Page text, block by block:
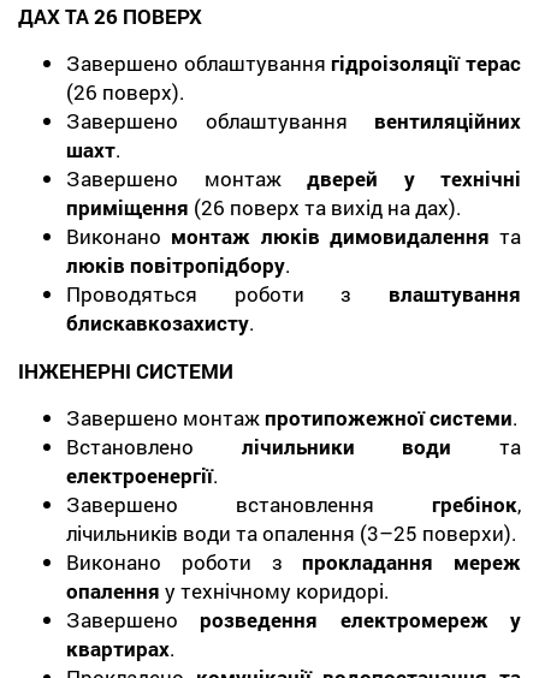
ДАХ ТА 26 ПОВЕРХ
Завершено облаштуваннягідроізоляції терас
(26 поверх).
Завершено облаштування вентиляційних
шахт.
Завершено монтаж дверей у технічні
приміщення (26 поверх та вихід на дах).
Виконано монтаж люків димовидалення та
люків повітропідбору.
Проводяться роботи з влаштування
блискавкозахисту.
ІНЖЕНЕРНІ СИСТЕМИ
Завершено монтажпротипожежної системи.
Встановлено лічильники води та
електроенергії.
Завершено встановлення гребінок,
лічильників води та опалення (3–25 поверхи).
Виконано роботи зпрокладання мереж
опалення у технічному коридорі.
Завершено розведення електромереж у
квартирах.